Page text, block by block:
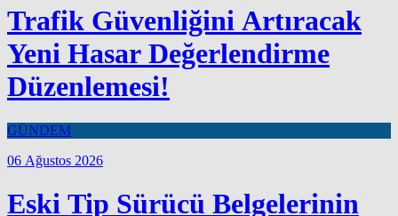
Trafik Güvenliğini Artıracak
Yeni Hasar Değerlendirme
Düzenlemesi!
GÜNDEM
06 Ağustos 2026
Eski Tip Sürücü Belgelerinin